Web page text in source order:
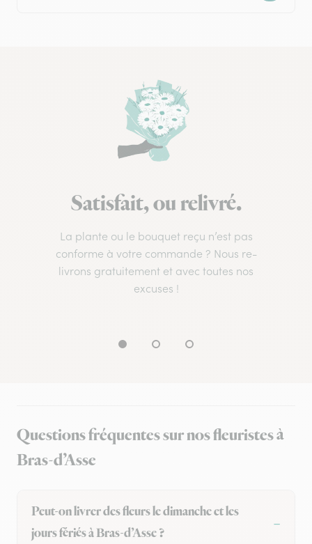
Satisfait, ou relivré.
La plante ou le bouquet reçu n’est pas
conforme à votre commande ? Nous re-
livrons gratuitement et avec toutes nos
excuses !
Questions fréquentes sur nos fleuristes à
Bras-d’Asse
Peut-on livrer des fleurs le dimanche et les
jours fériés à Bras-d’Asse ?